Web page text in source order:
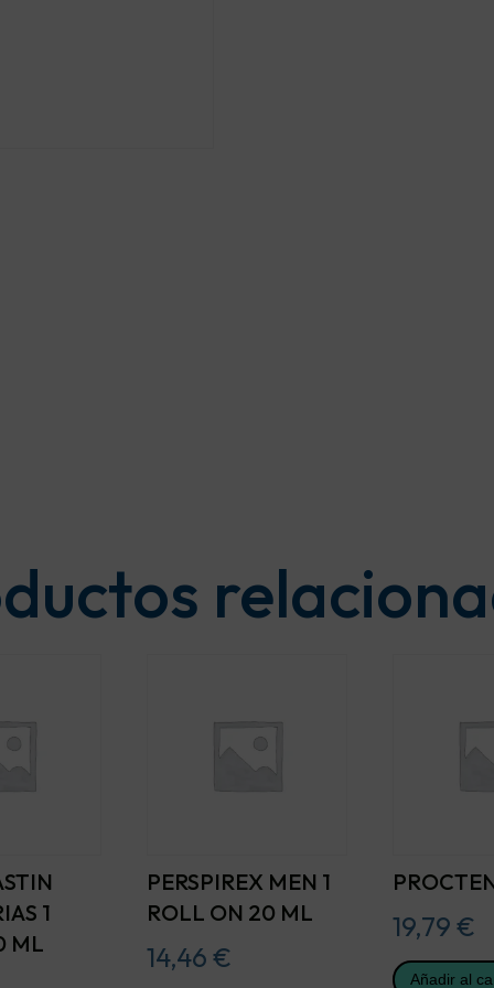
1
ML
PERSPIREX MEN 1
ROLL ON 20 ML
14,46 €
19,79 €
Añadir al